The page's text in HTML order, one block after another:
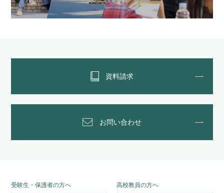
資料請求
お問い合わせ
受験生・保護者の方へ 高校教員の方へ